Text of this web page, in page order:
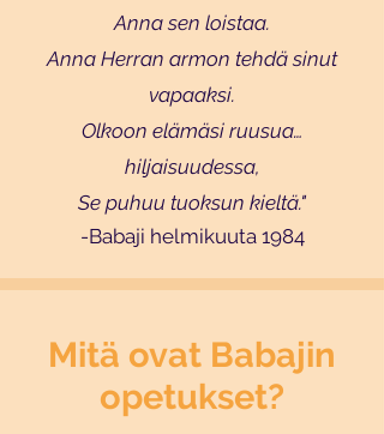
Anna sen loistaa.
Anna Herran armon tehdä sinut
vapaaksi.
Olkoon elämäsi ruusua…
hiljaisuudessa,
Se puhuu tuoksun kieltä."
-Babaji helmikuuta 1984
Mitä ovat Babajin
opetukset?